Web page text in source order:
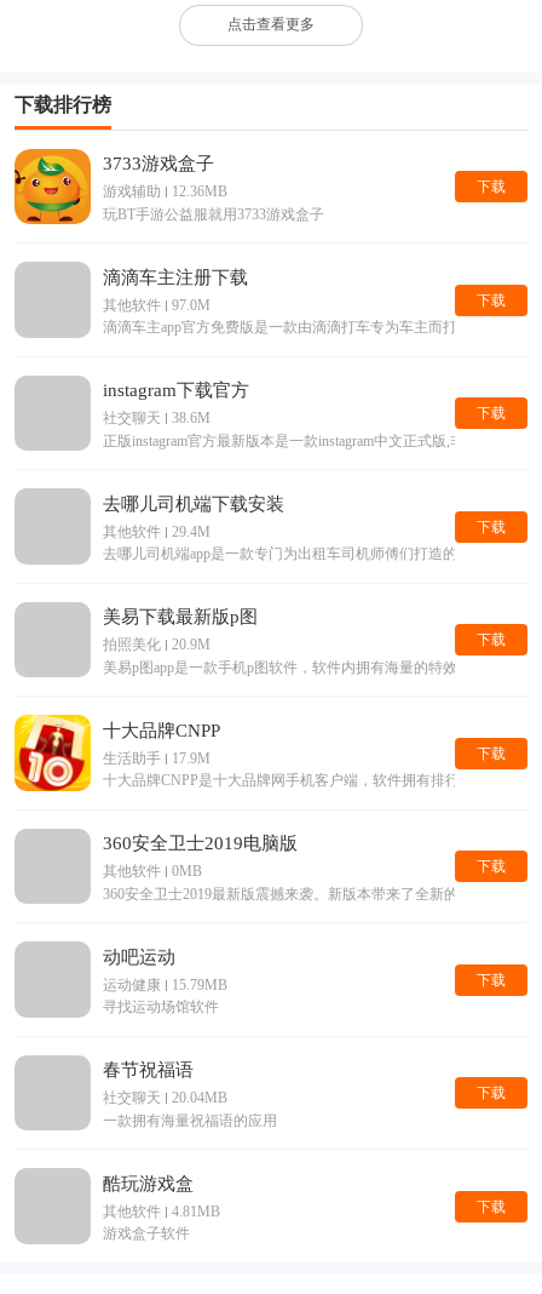
点击查看更多
下载排行榜
3733游戏盒子
游戏辅助
12.36MB
玩BT手游公益服就用3733游戏盒子
下载
滴滴车主注册下载
其他软件
97.0M
滴滴车主app官方免费版是一款由滴滴打车专为车主而打造的手机
下载
instagram下载官方
社交聊天
38.6M
正版instagram官方最新版本是一款instagram中文正式版,非常受欢
下载
去哪儿司机端下载安装
其他软件
29.4M
去哪儿司机端app是一款专门为出租车司机师傅们打造的手机平台
下载
美易下载最新版p图
拍照美化
20.9M
美易p图app是一款手机p图软件，软件内拥有海量的特效滤镜等美
下载
十大品牌CNPP
生活助手
17.9M
十大品牌CNPP是十大品牌网手机客户端，软件拥有排行榜查询，
下载
360安全卫士2019电脑版
其他软件
0MB
360安全卫士2019最新版震撼来袭。新版本带来了全新的界面，和
下载
动吧运动
运动健康
15.79MB
寻找运动场馆软件
下载
春节祝福语
社交聊天
20.04MB
一款拥有海量祝福语的应用
下载
酷玩游戏盒
其他软件
4.81MB
游戏盒子软件
下载